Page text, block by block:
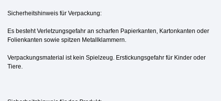
Sicherheitshinweis für Verpackung:
Es besteht Verletzungsgefahr an scharfen Papierkanten, Kartonkanten oder
Folienkanten sowie spitzen Metallklammern.
Verpackungsmaterial ist kein Spielzeug. Erstickungsgefahr für Kinder oder
Tiere.